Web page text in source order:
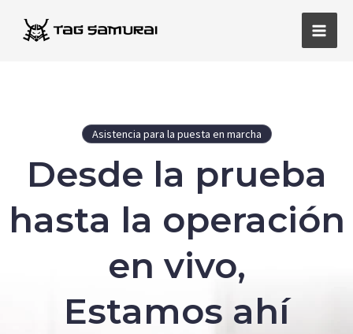
Asistencia para la puesta en marcha
Desde la prueba
hasta la operación
en vivo,
Estamos ahí